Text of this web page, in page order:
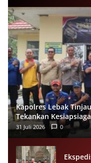
Kapolres Lebak
Tekankan
Hutan
31 Juli 2026 0